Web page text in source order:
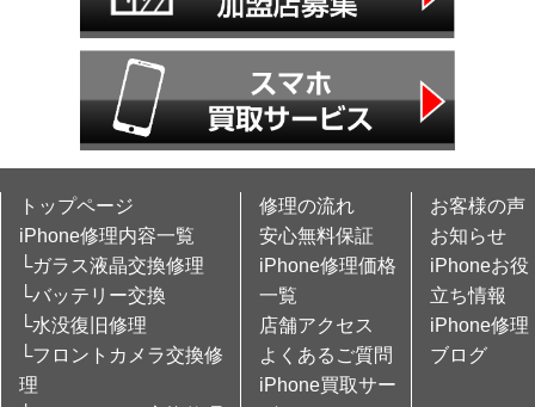
トップページ
iPhone修理内容一覧
└ガラス液晶交換修理
└バッテリー交換
└水没復旧修理
└フロントカメラ交換修
理
修理の流れ
安心無料保証
iPhone修理価格
一覧
店舗アクセス
よくあるご質問
iPhone買取サー
お客様の声
お知らせ
iPhoneお役
立ち情報
iPhone修理
ブログ